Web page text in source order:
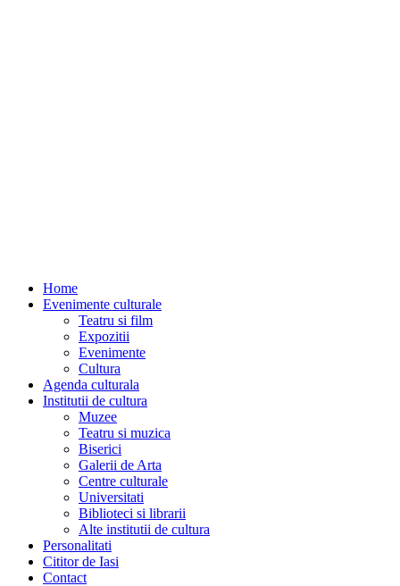
Home
Evenimente culturale
Teatru si film
Expozitii
Evenimente
Cultura
Agenda culturala
Institutii de cultura
Muzee
Teatru si muzica
Biserici
Galerii de Arta
Centre culturale
Universitati
Biblioteci si librarii
Alte institutii de cultura
Personalitati
Cititor de Iasi
Contact